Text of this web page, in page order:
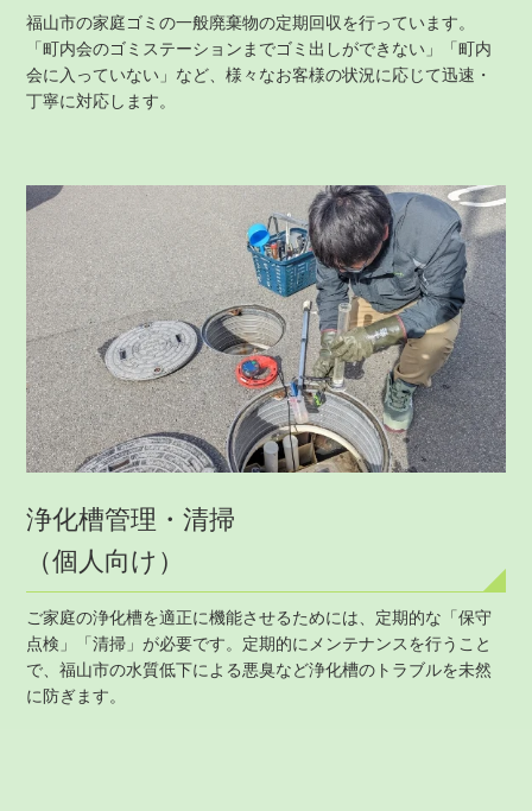
福山市の家庭ゴミの一般廃棄物の定期回収を行っています。
「町内会のゴミステーションまでゴミ出しができない」「町内
会に入っていない」など、様々なお客様の状況に応じて迅速・
丁寧に対応します。
浄化槽管理・清掃
（個人向け）
ご家庭の浄化槽を適正に機能させるためには、定期的な「保守
点検」「清掃」が必要です。定期的にメンテナンスを行うこと
で、福山市の水質低下による悪臭など浄化槽のトラブルを未然
に防ぎます。